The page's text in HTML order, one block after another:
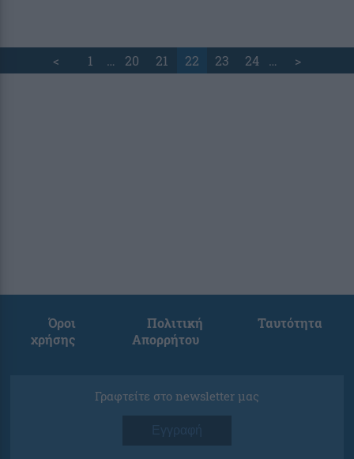
< 1 … 20 21 22 23 24 … >
Όροι
χρήσης
Πολιτική
Απορρήτου
Ταυτότητα
Γραφτείτε στο newsletter μας
Εγγραφή